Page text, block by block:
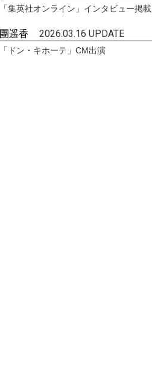
「集英社オンライン」インタビュー掲載
團遥香 2026.03.16 UPDATE
「ドン・キホーテ」CM出演